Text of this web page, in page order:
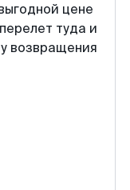
цене
туда и
возвращения